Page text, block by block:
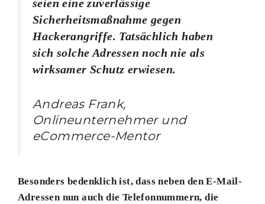
seien eine zuverlässige
Sicherheitsmaßnahme gegen
Hackerangriffe. Tatsächlich haben
sich solche Adressen noch nie als
wirksamer Schutz erwiesen.
Andreas Frank,
Onlineunternehmer und
eCommerce-Mentor
Besonders bedenklich ist, dass neben den E-Mail-
Adressen nun auch die Telefonnummern, die